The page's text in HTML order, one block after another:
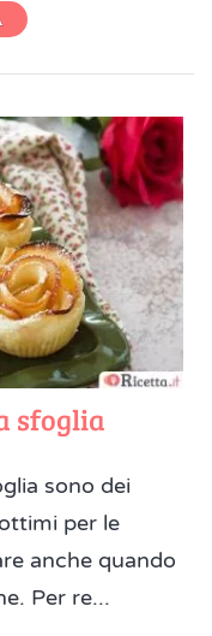
sfoglia
sono dei
per le
anche quando
Per re...